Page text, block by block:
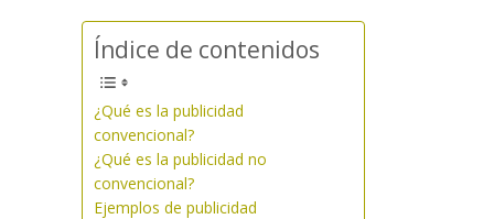
Índice de contenidos
¿Qué es la publicidad
convencional?
¿Qué es la publicidad no
convencional?
Ejemplos de publicidad